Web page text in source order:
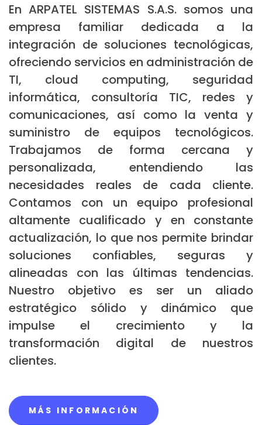
En ARPATEL SISTEMAS S.A.S. somos una
empresa familiar dedicada a la
integración de soluciones tecnológicas,
ofreciendo servicios en administración de
TI, cloud computing, seguridad
informática, consultoría TIC, redes y
comunicaciones, así como la venta y
suministro de equipos tecnológicos.
Trabajamos de forma cercana y
personalizada, entendiendo las
necesidades reales de cada cliente.
Contamos con un equipo profesional
altamente cualificado y en constante
actualización, lo que nos permite brindar
soluciones confiables, seguras y
alineadas con las últimas tendencias.
Nuestro objetivo es ser un aliado
estratégico sólido y dinámico que
impulse el crecimiento y la
transformación digital de nuestros
clientes.
MÁS INFORMACIÓN